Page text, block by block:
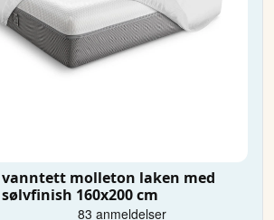
vanntett molleton laken med
160x200 cm